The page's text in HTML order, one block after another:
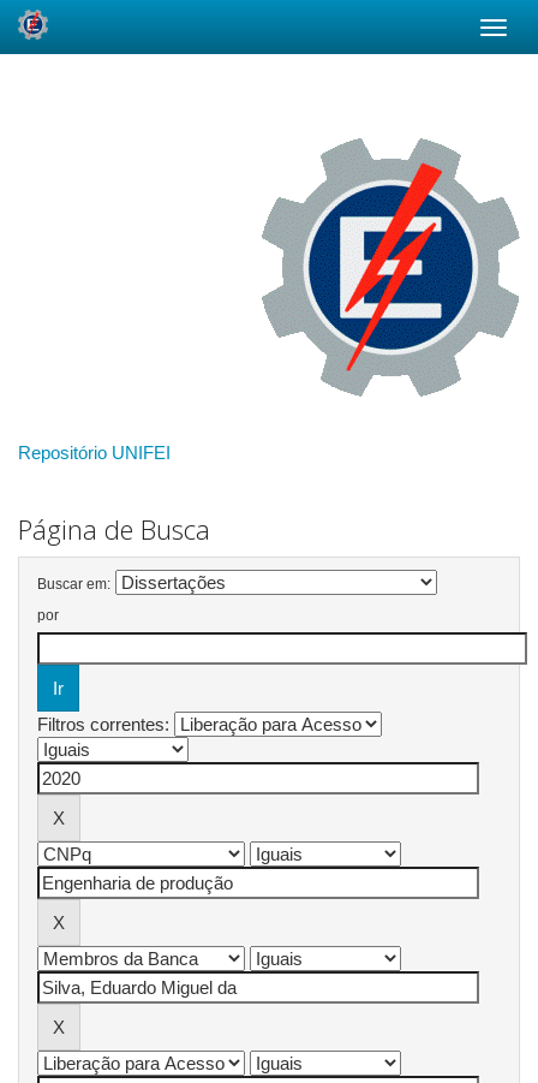
Repositório UNIFEI
Página de Busca
Buscar em:
por
Filtros correntes: